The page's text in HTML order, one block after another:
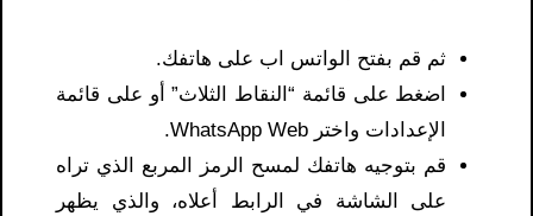
ثم قم بفتح الواتس اب على هاتفك.
اضغط على قائمة “النقاط الثلاث” أو على قائمة
الإعدادات واختر WhatsApp Web.
قم بتوجيه هاتفك لمسح الرمز المربع الذي تراه
على الشاشة في الرابط أعلاه، والذي يظهر